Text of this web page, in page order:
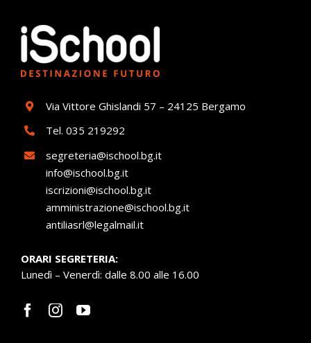
Via Vittore Ghislandi 57 – 24125 Bergamo
Tel. 035 219292
segreteria@ischool.bg.it
info@ischool.bg.it
iscrizioni@ischool.bg.it
amministrazione@ischool.bg.it
antiliasrl@legalmail.it
ORARI SEGRETERIA:
Lunedì – Venerdì: dalle 8.00 alle 16.00